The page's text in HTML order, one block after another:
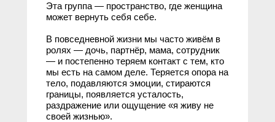
Эта группа — пространство, где женщина
может вернуть себя себе.
В повседневной жизни мы часто живём в
ролях — дочь, партнёр, мама, сотрудник
— и постепенно теряем контакт с тем, кто
мы есть на самом деле. Теряется опора на
тело, подавляются эмоции, стираются
границы, появляется усталость,
раздражение или ощущение «я живу не
своей жизнью».